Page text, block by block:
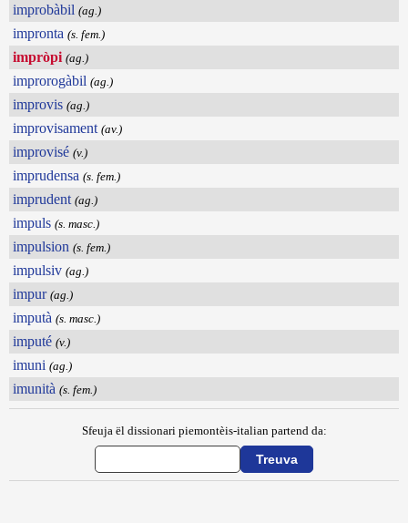
improbàbil (ag.)
impronta (s. fem.)
impròpi (ag.)
improrogàbil (ag.)
improvis (ag.)
improvisament (av.)
improvisé (v.)
imprudensa (s. fem.)
imprudent (ag.)
impuls (s. masc.)
impulsion (s. fem.)
impulsiv (ag.)
impur (ag.)
imputà (s. masc.)
imputé (v.)
imuni (ag.)
imunità (s. fem.)
Sfeuja ël dissionari piemontèis-italian partend da: